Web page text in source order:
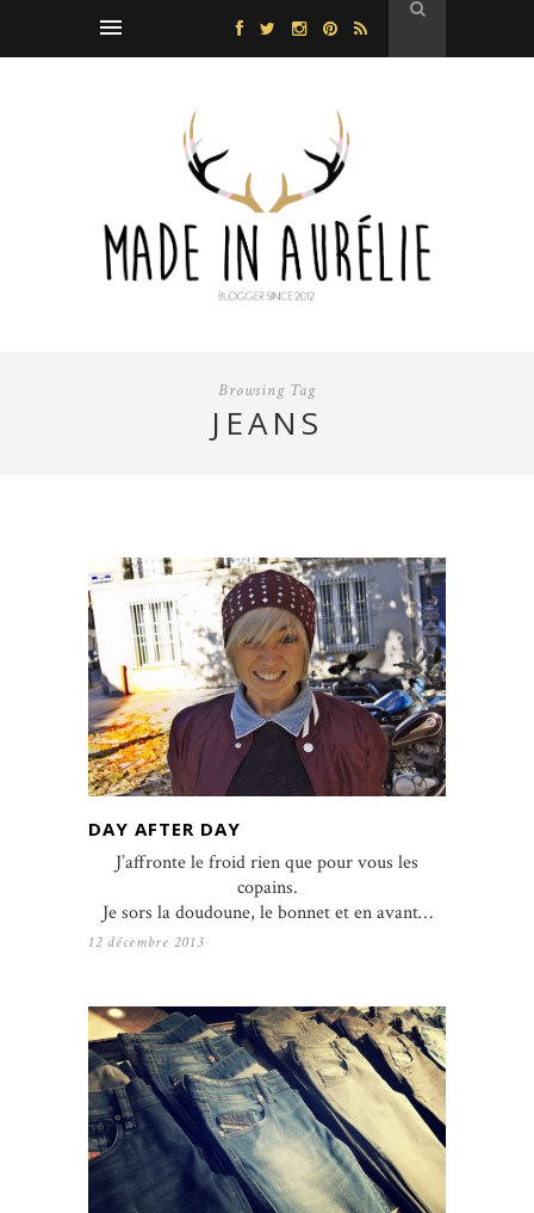
Browsing Tag
JEANS
DAY AFTER DAY
J’affronte le froid rien que pour vous les
copains.
Je sors la doudoune, le bonnet et en avant…
12 décembre 2013